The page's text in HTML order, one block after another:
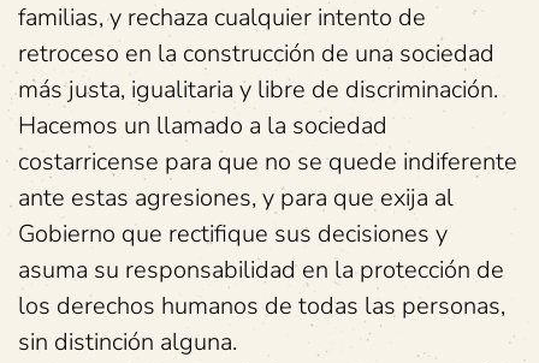
familias, y rechaza cualquier intento de
retroceso en la construcción de una sociedad
más justa, igualitaria y libre de discriminación.
Hacemos un llamado a la sociedad
costarricense para que no se quede indiferente
ante estas agresiones, y para que exija al
Gobierno que rectifique sus decisiones y
asuma su responsabilidad en la protección de
los derechos humanos de todas las personas,
sin distinción alguna.